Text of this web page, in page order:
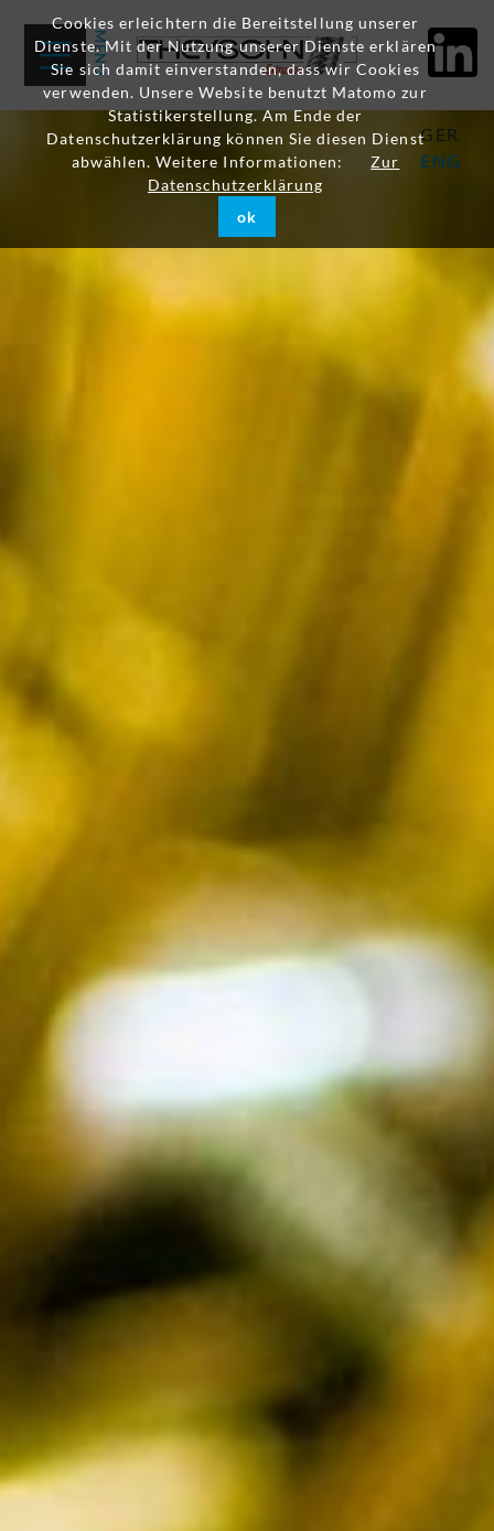
Cookies erleichtern die Bereitstellung unserer
Dienste. Mit der Nutzung unserer Dienste erklären
Sie sich damit einverstanden, dass wir Cookies
verwenden. Unsere Website benutzt Matomo zur
Statistikerstellung. Am Ende der
Datenschutzerklärung können Sie diesen Dienst
abwählen. Weitere Informationen:
Zur
Datenschutzerklärung
ok
GER
ENG